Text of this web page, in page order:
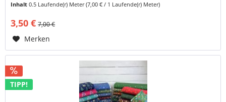
Inhalt0.5 Laufende(r) Meter(7,00 € / 1 Laufende(r) Meter)
3,50 € 7,00 €
Merken
TIPP!